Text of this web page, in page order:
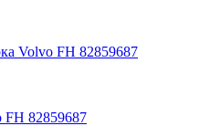
FH 82859687